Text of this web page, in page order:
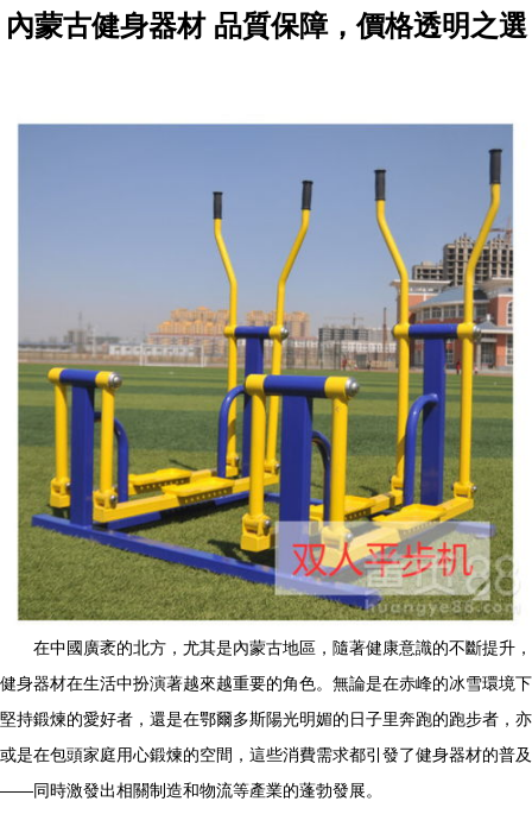
內蒙古健身器材 品質保障，價格透明之選
在中國廣袤的北方，尤其是內蒙古地區，隨著健康意識的不斷提升，
健身器材在生活中扮演著越來越重要的角色。無論是在赤峰的冰雪環境下
堅持鍛煉的愛好者，還是在鄂爾多斯陽光明媚的日子里奔跑的跑步者，亦
或是在包頭家庭用心鍛煉的空間，這些消費需求都引發了健身器材的普及
——同時激發出相關制造和物流等產業的蓬勃發展。